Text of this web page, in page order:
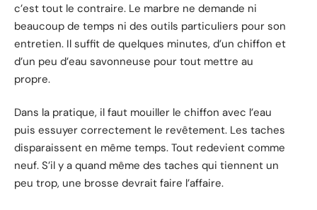
c’est tout le contraire. Le marbre ne demande ni
beaucoup de temps ni des outils particuliers pour son
entretien. Il suffit de quelques minutes, d’un chiffon et
d’un peu d’eau savonneuse pour tout mettre au
propre.
Dans la pratique, il faut mouiller le chiffon avec l’eau
puis essuyer correctement le revêtement. Les taches
disparaissent en même temps. Tout redevient comme
neuf. S’il y a quand même des taches qui tiennent un
peu trop, une brosse devrait faire l’affaire.